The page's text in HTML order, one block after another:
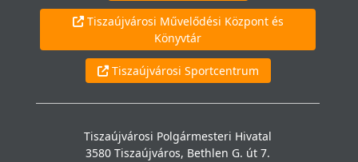
Tiszaújvárosi Művelődési Központ és
Könyvtár
Tiszaújvárosi Sportcentrum
Tiszaújvárosi Polgármesteri Hivatal
3580 Tiszaújváros, Bethlen G. út 7.